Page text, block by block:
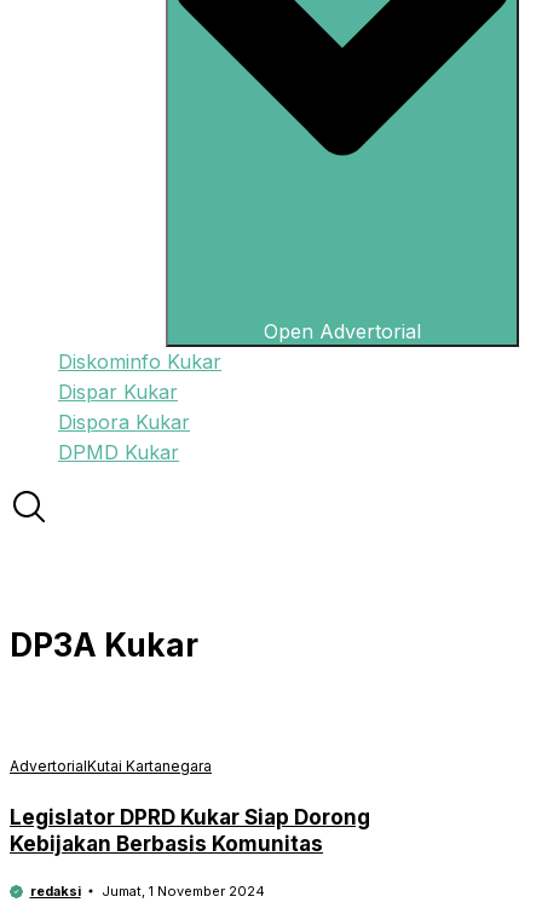
Open Advertorial
Diskominfo Kukar
Dispar Kukar
Dispora Kukar
DPMD Kukar
DP3A Kukar
AdvertorialKutai Kartanegara
Legislator DPRD Kukar Siap Dorong
Kebijakan Berbasis Komunitas
redaksi Jumat, 1 November 2024